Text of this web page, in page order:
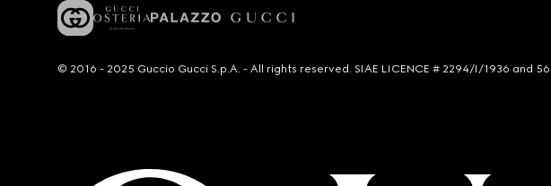
© 2016 - 2025 Guccio Gucci S.p.A. - All rights reserved. SIAE LICENCE # 2294/I/1936 and